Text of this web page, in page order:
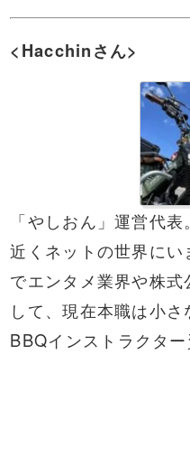
<Hacchinさん>
「やしおん」運営代
近くネットの世界に
でエンタメ業界や株
して、現在本職は小さ
BBQインストラクタ